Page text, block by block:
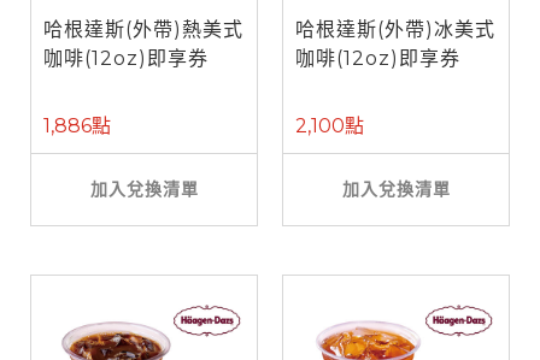
哈根達斯(外帶)熱美式
咖啡(12oz)即享券
1,886點
加入兌換清單
哈根達斯(外帶)冰美式
咖啡(12oz)即享券
2,100點
加入兌換清單